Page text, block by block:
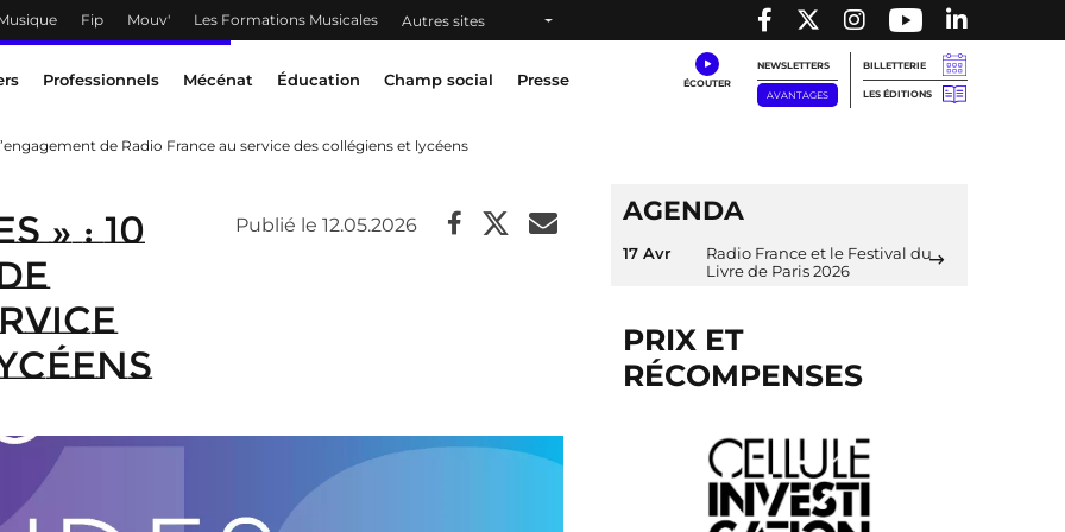
Fip Mouv' Les Formations Musicales Autres sites
Professionnels Mécénat Éducation Champ social Presse
NEWSLETTERS
AVANTAGES
BILLETTERIE
LES ÉDITIONS
de Radio France au service des collégiens et lycéens
» : 10
Publié le 12.05.2026 AGENDA
17 Avr
Radio France et le Festival du
Livre de Paris 2026
PRIX ET
RÉCOMPENSES